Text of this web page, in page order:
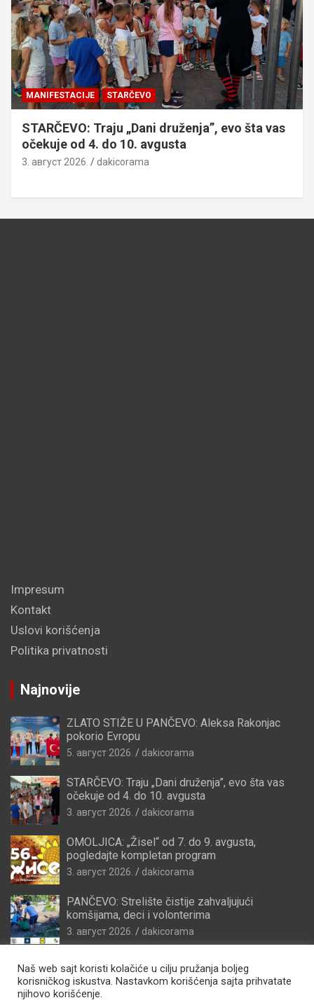
MANIFESTACIJE STARČEVO
STARČEVO: Traju „Dani druženja”, evo šta vas
očekuje od 4. do 10. avgusta
3. август 2026. dakicorama
Impresum
Kontakt
Uslovi korišćenja
Politika privatnosti
Najnovije
ZLATO STIŽE U PANČEVO: Aleksa Rakonjac
pokorio Evropu
5. август 2026. dakicorama
STARČEVO: Traju „Dani druženja”, evo šta vas
očekuje od 4. do 10. avgusta
3. август 2026. dakicorama
OMOLJICA: „Žisel“ od 7. do 9. avgusta,
pogledajte kompletan program
3. август 2026. dakicorama
PANČEVO: Strelište čistije zahvaljujući
komšijama, deci i volonterima
3. август 2026. dakicorama
Naš web sajt koristi kolačiće u cilju pružanja boljeg
korisničkog iskustva. Nastavkom korišćenja sajta prihvatate
njihovo korišćenje.